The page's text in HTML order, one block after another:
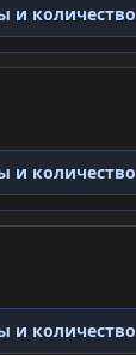
и количество
и количество
и количество